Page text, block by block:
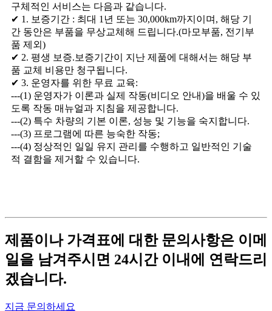
구체적인 서비스는 다음과 같습니다.
✔ 1. 보증기간 : 최대 1년 또는 30,000km까지이며, 해당 기
간 동안은 부품을 무상교체해 드립니다.(마모부품, 전기부
품 제외)
✔ 2. 평생 보증.보증기간이 지난 제품에 대해서는 해당 부
품 교체 비용만 청구됩니다.
✔ 3. 운영자를 위한 무료 교육:
---(1) 운영자가 이론과 실제 작동(비디오 안내)을 배울 수 있
도록 작동 매뉴얼과 지침을 제공합니다.
---(2) 특수 차량의 기본 이론, 성능 및 기능을 숙지합니다.
---(3) 프로그램에 따른 능숙한 작동;
---(4) 정상적인 일일 유지 관리를 수행하고 일반적인 기술
적 결함을 제거할 수 있습니다.
제품이나 가격표에 대한 문의사항은 이메
일을 남겨주시면 24시간 이내에 연락드리
겠습니다.
지금 문의하세요